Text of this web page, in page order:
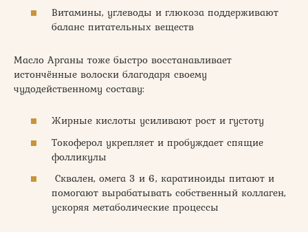
Витамины, углеводы и глюкоза поддерживают
баланс питательных веществ
Масло Арганы тоже быстро восстанавливает
истончённые волоски благодаря своему
чудодейственному составу:
Жирные кислоты усиливают рост и густоту
Токоферол укрепляет и пробуждает спящие
фолликулы
Сквален, омега 3 и 6, каратиноиды питают и
помогают вырабатывать собственный коллаген,
ускоряя метаболические процессы